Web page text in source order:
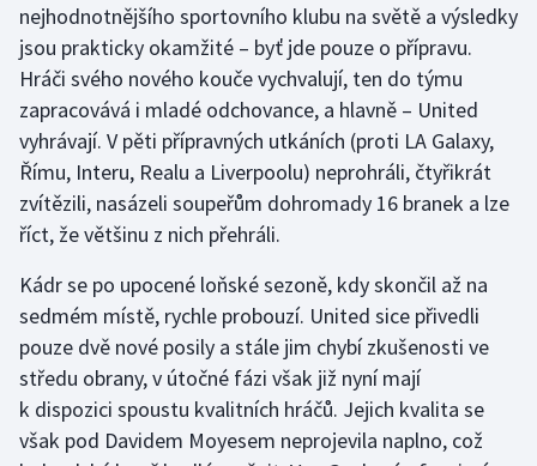
nejhodnotnějšího sportovního klubu na světě a výsledky
jsou prakticky okamžité – byť jde pouze o přípravu.
Hráči svého nového kouče vychvalují, ten do týmu
zapracovává i mladé odchovance, a hlavně – United
vyhrávají. V pěti přípravných utkáních (proti LA Galaxy,
Římu, Interu, Realu a Liverpoolu) neprohráli, čtyřikrát
zvítězili, nasázeli soupeřům dohromady 16 branek a lze
říct, že většinu z nich přehráli.
Kádr se po upocené loňské sezoně, kdy skončil až na
sedmém místě, rychle probouzí. United sice přivedli
pouze dvě nové posily a stále jim chybí zkušenosti ve
středu obrany, v útočné fázi však již nyní mají
k dispozici spoustu kvalitních hráčů. Jejich kvalita se
však pod Davidem Moyesem neprojevila naplno, což